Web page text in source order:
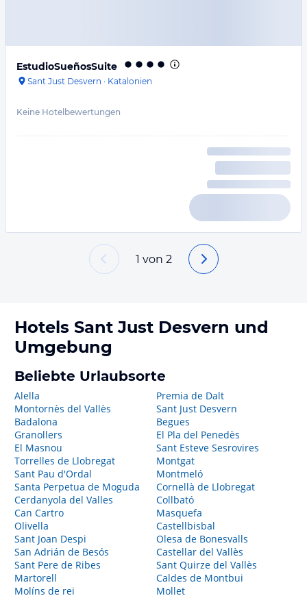
EstudioSueñosSuite
Sant Just Desvern · Katalonien
Keine Hotelbewertungen
1 von 2
Hotels Sant Just Desvern und
Umgebung
Beliebte Urlaubsorte
Alella
Montornès del Vallès
Badalona
Granollers
El Masnou
Torrelles de Llobregat
Sant Pau d'Ordal
Santa Perpetua de Moguda
Cerdanyola del Valles
Can Cartro
Olivella
Sant Joan Despi
San Adrián de Besós
Sant Pere de Ribes
Martorell
Molíns de rei
Premia de Dalt
Sant Just Desvern
Begues
El Pla del Penedès
Sant Esteve Sesrovires
Montgat
Montmeló
Cornellà de Llobregat
Collbató
Masquefa
Castellbisbal
Olesa de Bonesvalls
Castellar del Vallès
Sant Quirze del Vallès
Caldes de Montbui
Mollet